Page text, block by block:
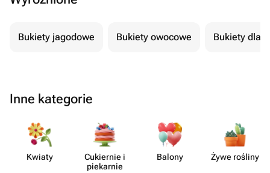
Bukiety jagodowe Bukiety owocowe Bukiety dla
Inne kategorie
Kwiaty
Cukiernie i
piekarnie
Balony Żywe rośliny